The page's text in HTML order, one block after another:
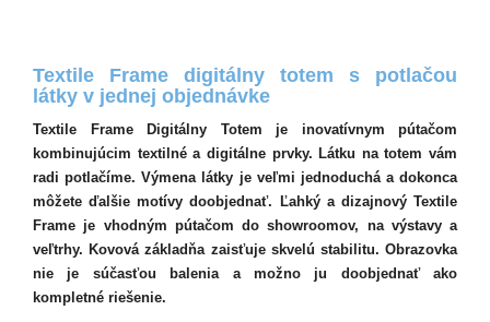
Textile Frame digitálny totem s potlačou
látky v jednej objednávke
Textile Frame Digitálny Totem je inovatívnym pútačom
kombinujúcim textilné a digitálne prvky. Látku na totem vám
radi potlačíme. Výmena látky je veľmi jednoduchá a dokonca
môžete ďalšie motívy doobjednať. Ľahký a dizajnový Textile
Frame je vhodným pútačom do showroomov, na výstavy a
veľtrhy. Kovová základňa zaisťuje skvelú stabilitu. Obrazovka
nie je súčasťou balenia a možno ju doobjednať ako
kompletné riešenie.